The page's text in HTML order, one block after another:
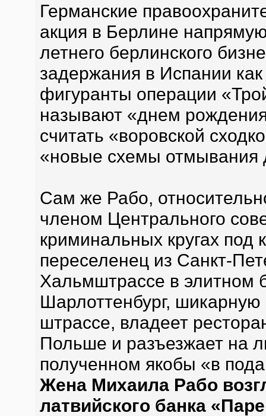
Германские
акция в Берлине
летнего берлинского
задержания в Испании
фигуранты операции
называют «днем
считать «воровской
«новые схемы отмывания
Сам же Рабо,
членом Центрального
криминальных кругах под
переселенец из Санкт-
Хальмштрассе в элитном
Шарлоттенбург,
штрассе, владеет
Польше и разъезжает на
полученном якобы «в
Жена Михаила Рабо
латвийского банка